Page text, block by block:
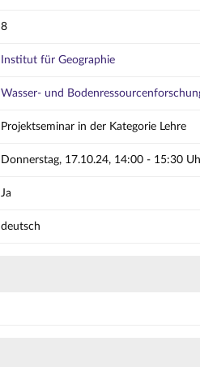
8
Institut für Geographie
Wasser- und
Projektseminar in der Kategorie Lehre
Donnerstag, 17.10.24, 14:00 - 15:30
Ja
deutsch